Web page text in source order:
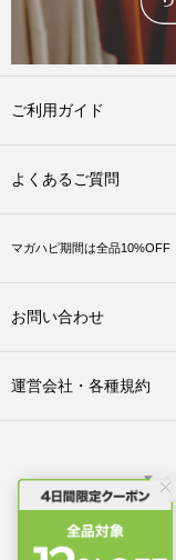
ご利用ガイド
よくあるご質問
マガハピ期間は全品10%OFF
お問い合わせ
運営会社・各種規約